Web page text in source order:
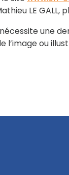
LE GALL,
une
ou